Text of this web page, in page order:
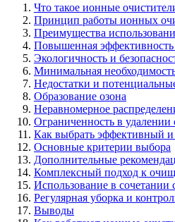
Что такое ионные
Принцип работы ионных
Преимущества
Повышенная
Экологичность и
Минимальная
Недостатки и
Образование озона
Неравномерное
Ограниченность в удалении
Как выбрать эффективный
Основные критерии выбора
Дополнительные
Комплексный подход к
Использование в
Регулярная уборка и
Выводы